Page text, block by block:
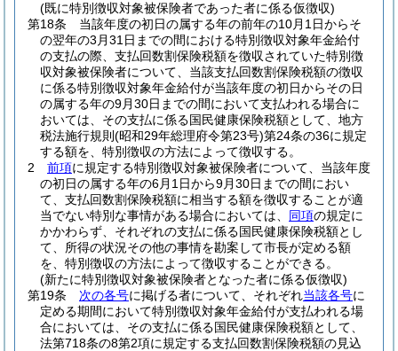
(既に特別徴収対象被保険者であった者に係る仮徴収)
第18条
当該年度の初日の属する年の前年の10月1日からそ
の翌年の3月31日までの間における特別徴収対象年金給付
の支払の際、支払回数割保険税額を徴収されていた特別徴
収対象被保険者について、当該支払回数割保険税額の徴収
に係る特別徴収対象年金給付が当該年度の初日からその日
の属する年の9月30日までの間において支払われる場合に
おいては、その支払に係る国民健康保険税額として、地方
税法施行規則 (昭和29年総理府令第23号)第24条の36に規定
する額を、特別徴収の方法によって徴収する。
2
前項に規定する特別徴収対象被保険者について、当該年度
の初日の属する年の6月1日から9月30日までの間におい
て、支払回数割保険税額に相当する額を徴収することが適
当でない特別な事情がある場合においては、 同項の規定に
かかわらず、それぞれの支払に係る国民健康保険税額とし
て、所得の状況その他の事情を勘案して市長が定める額
を、特別徴収の方法によって徴収することができる。
(新たに特別徴収対象被保険者となった者に係る仮徴収)
第19条
次の各号に掲げる者について、それぞれ当該各号に
定める期間において特別徴収対象年金給付が支払われる場
合においては、その支払に係る国民健康保険税額として、
法第718条の8第2項に規定する支払回数割保険税額の見込